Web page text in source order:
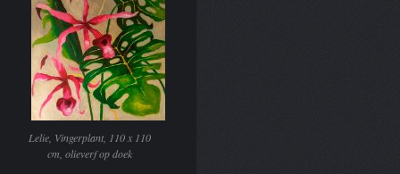
Lelie, Vingerplant, 110 x 110
cm, olieverf op doek